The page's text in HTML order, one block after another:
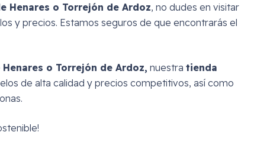
Henares o Torrejón de Ardoz, no dudes en visitar
y precios. Estamos seguros de que encontrarás el
o Torrejón de Ardoz, nuestra tienda
de alta calidad y precios competitivos, así como